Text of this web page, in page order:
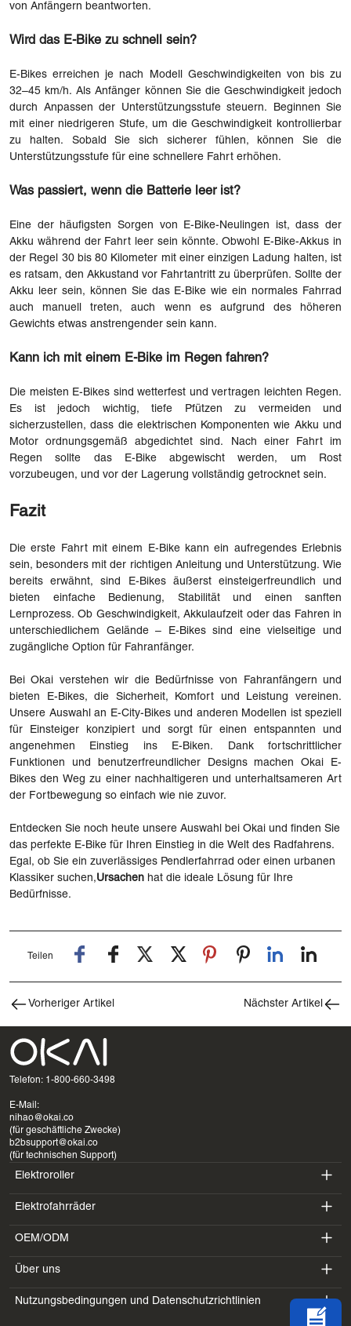
von Anfängern beantworten.
Wird das E-Bike zu schnell sein?
E-Bikes erreichen je nach Modell Geschwindigkeiten von bis zu
32–45 km/h. Als Anfänger können Sie die Geschwindigkeit jedoch
durch Anpassen der Unterstützungsstufe steuern. Beginnen Sie
mit einer niedrigeren Stufe, um die Geschwindigkeit kontrollierbar
zu halten. Sobald Sie sich sicherer fühlen, können Sie die
Unterstützungsstufe für eine schnellere Fahrt erhöhen.
Was passiert, wenn die Batterie leer ist?
Eine der häufigsten Sorgen von E-Bike-Neulingen ist, dass der
Akku während der Fahrt leer sein könnte. Obwohl E-Bike-Akkus in
der Regel 30 bis 80 Kilometer mit einer einzigen Ladung halten, ist
es ratsam, den Akkustand vor Fahrtantritt zu überprüfen. Sollte der
Akku leer sein, können Sie das E-Bike wie ein normales Fahrrad
auch manuell treten, auch wenn es aufgrund des höheren
Gewichts etwas anstrengender sein kann.
Kann ich mit einem E-Bike im Regen fahren?
Die meisten E-Bikes sind wetterfest und vertragen leichten Regen.
Es ist jedoch wichtig, tiefe Pfützen zu vermeiden und
sicherzustellen, dass die elektrischen Komponenten wie Akku und
Motor ordnungsgemäß abgedichtet sind. Nach einer Fahrt im
Regen sollte das E-Bike abgewischt werden, um Rost
vorzubeugen, und vor der Lagerung vollständig getrocknet sein.
Fazit
Die erste Fahrt mit einem E-Bike kann ein aufregendes Erlebnis
sein, besonders mit der richtigen Anleitung und Unterstützung. Wie
bereits erwähnt, sind E-Bikes äußerst einsteigerfreundlich und
bieten einfache Bedienung, Stabilität und einen sanften
Lernprozess. Ob Geschwindigkeit, Akkulaufzeit oder das Fahren in
unterschiedlichem Gelände – E-Bikes sind eine vielseitige und
zugängliche Option für Fahranfänger.
Bei Okai verstehen wir die Bedürfnisse von Fahranfängern und
bieten E-Bikes, die Sicherheit, Komfort und Leistung vereinen.
Unsere Auswahl an E-City-Bikes und anderen Modellen ist speziell
für Einsteiger konzipiert und sorgt für einen entspannten und
angenehmen Einstieg ins E-Biken. Dank fortschrittlicher
Funktionen und benutzerfreundlicher Designs machen Okai E-
Bikes den Weg zu einer nachhaltigeren und unterhaltsameren Art
der Fortbewegung so einfach wie nie zuvor.
Entdecken Sie noch heute unsere Auswahl bei Okai und finden Sie
das perfekte E-Bike für Ihren Einstieg in die Welt des Radfahrens.
Egal, ob Sie ein zuverlässiges Pendlerfahrrad oder einen urbanen
Klassiker suchen,Ursachen hat die ideale Lösung für Ihre
Bedürfnisse.
Teilen
Vorheriger Artikel Nächster Artikel
Telefon: 1-800-660-3498
E-Mail:
nihao@okai.co
(für geschäftliche Zwecke)
b2bsupport@okai.co
(für technischen Support)
Elektroroller
ES400A
ES410
Elektrofahrräder
EB100B
EB300
EB100B V3
OEM/ODM
SV3
BV5
Über uns
Einführung
Nutzungsbedingungen und Datenschutzrichtlinien